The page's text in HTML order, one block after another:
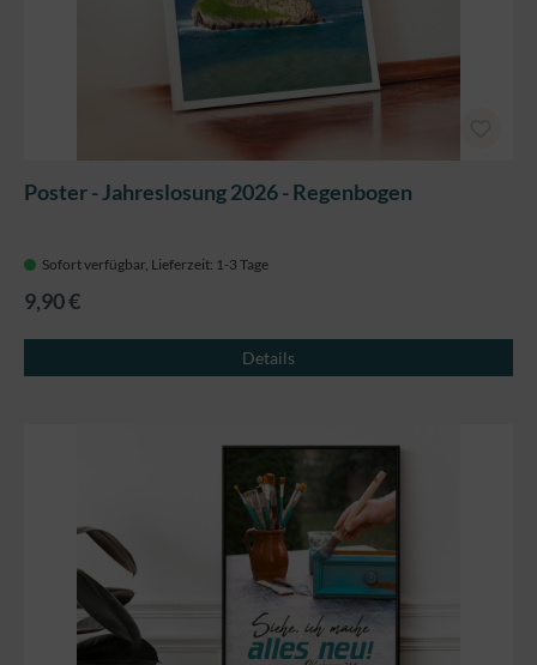
Poster - Jahreslosung 2026 - Regenbogen
Sofort verfügbar, Lieferzeit: 1-3 Tage
9,90 €
Details